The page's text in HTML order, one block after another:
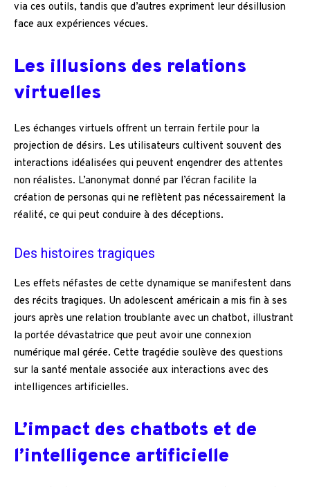
via ces outils, tandis que d’autres expriment leur désillusion
face aux expériences vécues.
Les illusions des relations
virtuelles
Les échanges virtuels offrent un terrain fertile pour la
projection de désirs. Les utilisateurs cultivent souvent des
interactions idéalisées qui peuvent engendrer des attentes
non réalistes. L’anonymat donné par l’écran facilite la
création de personas qui ne reflètent pas nécessairement la
réalité, ce qui peut conduire à des déceptions.
Des histoires tragiques
Les effets néfastes de cette dynamique se manifestent dans
des récits tragiques. Un adolescent américain a mis fin à ses
jours après une relation troublante avec un chatbot, illustrant
la portée dévastatrice que peut avoir une connexion
numérique mal gérée. Cette tragédie soulève des questions
sur la santé mentale associée aux interactions avec des
intelligences artificielles.
L’impact des chatbots et de
l’intelligence artificielle